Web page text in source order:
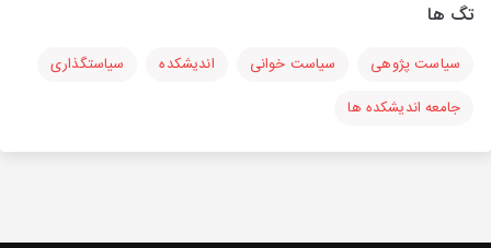
تگ ها
سیاست پژوهی سیاست خوانی اندیشکده
سیاستگذاری
جامعه اندیشکده ها